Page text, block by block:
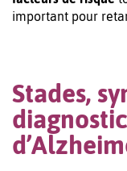
important pour
Stades,